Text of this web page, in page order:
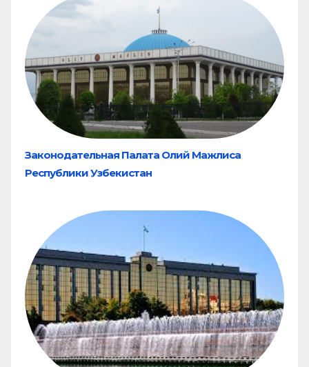
Законодательная Палата Олий Мажлиса
Республики Узбекистан